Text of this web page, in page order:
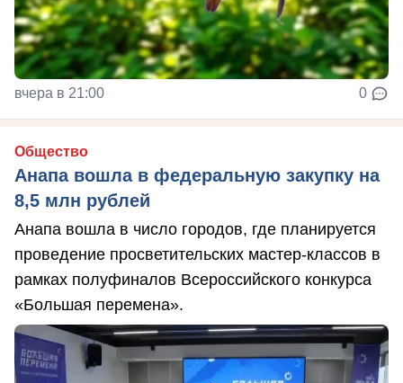
вчера в 21:00 0
Общество
Анапа вошла в федеральную закупку на
8,5 млн рублей
Анапа вошла в число городов, где планируется
проведение просветительских мастер-классов в
рамках полуфиналов Всероссийского конкурса
«Большая перемена».